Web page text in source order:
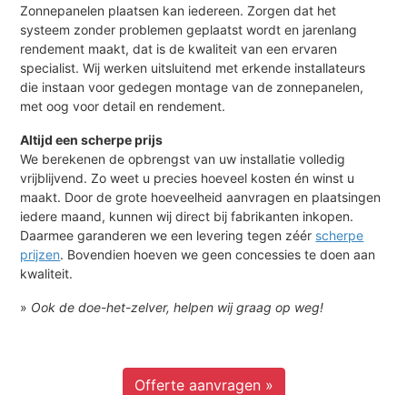
Zonnepanelen plaatsen kan iedereen. Zorgen dat het
systeem zonder problemen geplaatst wordt en jarenlang
rendement maakt, dat is de kwaliteit van een ervaren
specialist. Wij werken uitsluitend met erkende installateurs
die instaan voor gedegen montage van de zonnepanelen,
met oog voor detail en rendement.
Altijd een scherpe prijs
We berekenen de opbrengst van uw installatie volledig
vrijblijvend. Zo weet u precies hoeveel kosten én winst u
maakt. Door de grote hoeveelheid aanvragen en plaatsingen
iedere maand, kunnen wij direct bij fabrikanten inkopen.
Daarmee garanderen we een levering tegen zéér scherpe
prijzen. Bovendien hoeven we geen concessies te doen aan
kwaliteit.
» Ook de doe-het-zelver, helpen wij graag op weg!
Offerte aanvragen »